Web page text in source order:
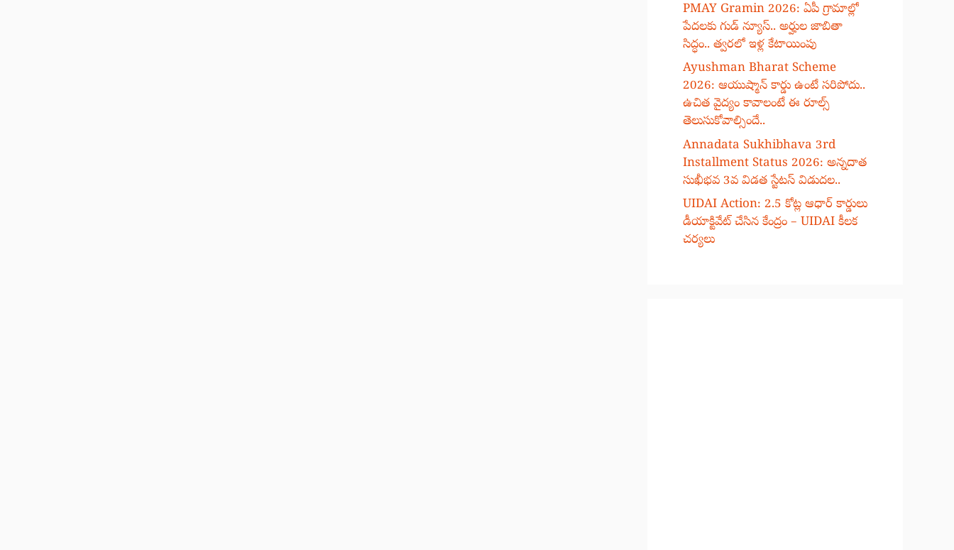
PMAY Gramin 2026: ఏపీ గ్రామాల్లో
పేదలకు గుడ్ న్యూస్.. అర్హుల జాబితా
సిద్ధం.. త్వరలో ఇళ్ల కేటాయింపు
Ayushman Bharat Scheme
2026: ఆయుష్మాన్ కార్డు ఉంటే సరిపోదు..
ఉచిత వైద్యం కావాలంటే ఈ రూల్స్
తెలుసుకోవాల్సిందే..
Annadata Sukhibhava 3rd
Installment Status 2026: అన్నదాత
సుఖీభవ 3వ విడత స్టేటస్ విడుదల..
UIDAI Action: 2.5 కోట్ల ఆధార్ కార్డులు
డీయాక్టివేట్ చేసిన కేంద్రం – UIDAI కీలక
చర్యలు